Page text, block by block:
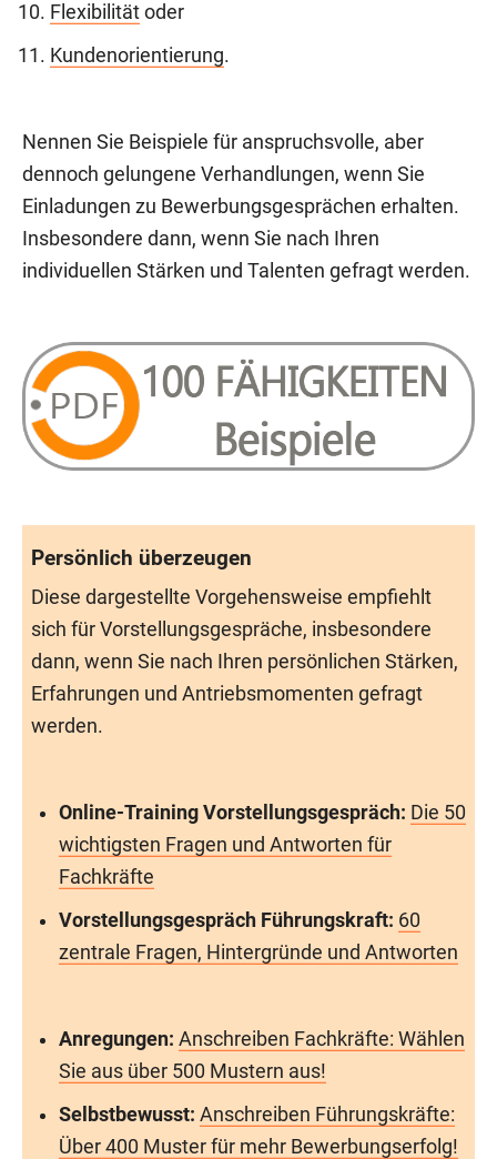
Flexibilität oder
Kundenorientierung.
Nennen Sie Beispiele für anspruchsvolle, aber
dennoch gelungene Verhandlungen, wenn Sie
Einladungen zu Bewerbungsgesprächen erhalten.
Insbesondere dann, wenn Sie nach Ihren
individuellen Stärken und Talenten gefragt werden.
Persönlich überzeugen
Diese dargestellte Vorgehensweise empfiehlt
sich für Vorstellungsgespräche, insbesondere
dann, wenn Sie nach Ihren persönlichen Stärken,
Erfahrungen und Antriebsmomenten gefragt
werden.
Online-Training Vorstellungsgespräch: Die 50
wichtigsten Fragen und Antworten für
Fachkräfte
Vorstellungsgespräch Führungskraft: 60
zentrale Fragen, Hintergründe und Antworten
Anregungen: Anschreiben Fachkräfte: Wählen
Sie aus über 500 Mustern aus!
Selbstbewusst: Anschreiben Führungskräfte:
Über 400 Muster für mehr Bewerbungserfolg!